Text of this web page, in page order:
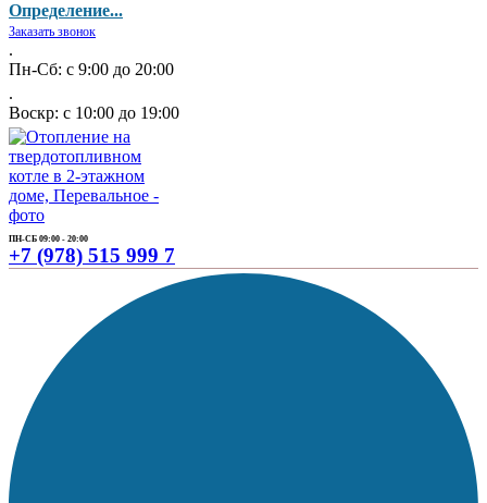
Определение...
Заказать звонок
.
Пн-Сб: с 9:00 до 20:00
.
Воскр: с 10:00 до 19:00
ПН-СБ 09:00 - 20:00
+7 (978) 515 999 7